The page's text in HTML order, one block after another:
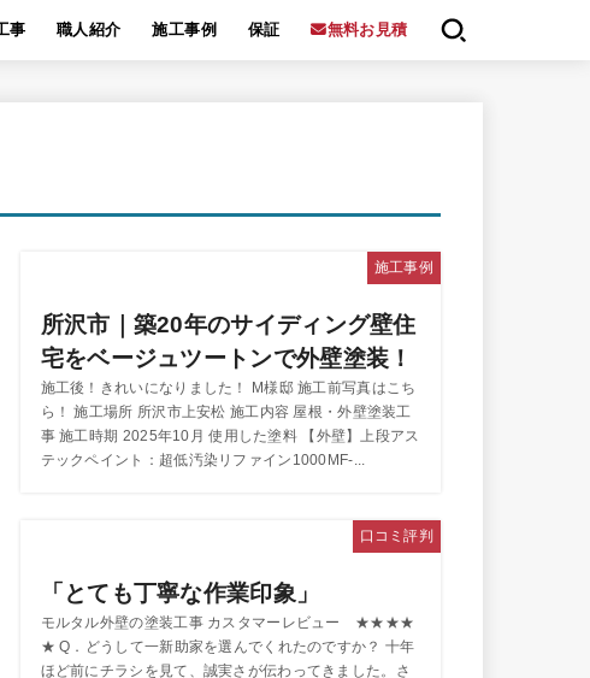
事 職人紹介 施工事例 保証 無料お見積
施工事例
所沢市｜築20年のサイディング壁住
宅をベージュツートンで外壁塗装！
施工後！きれいになりました！ M様邸 施工前写真はこち
ら！ 施工場所 所沢市上安松 施工内容 屋根・外壁塗装工
事 施工時期 2025年10月 使用した塗料 【外壁】上段アス
テックペイント：超低汚染リファイン1000MF-...
口コミ評判
「とても丁寧な作業印象」
モルタル外壁の塗装工事 カスタマーレビュー ★★★★
★ Q．どうして一新助家を選んでくれたのですか？ 十年
ほど前にチラシを見て、誠実さが伝わってきました。さ